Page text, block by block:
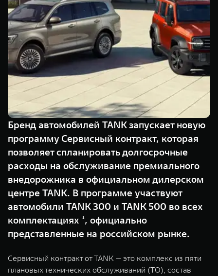
TANK 500
Веди за собой
от 6 499 000 ₽
TANK 700
Сила
от 10 199
WEY 07
Расширяя границы комфорта Эстетика
TANK Финансы
Корпоративным клиентам
TANK ФИНАНСЫ
TANK Кредит
TANK Лизинг
TANK Страхование
Сервис
Специальные предложения
Моторные масла
ЦИФРОВЫЕ СЕРВИСЫ TANK
Цифровые сервисы TANK
Подписки
Бренд автомобилей TANK запускает новую
программу Сервисный контракт, которая
позволяет спланировать долгосрочные
расходы на обслуживание премиального
внедорожника в официальном дилерском
центре TANK. В программе участвуют
автомобили TANK 300 и TANK 500 во всех
комплектациях ¹, официально
представленные на российском рынке.
Сервисный контракт от TANK — это комплекс из пяти
плановых технических обслуживаний (ТО), состав